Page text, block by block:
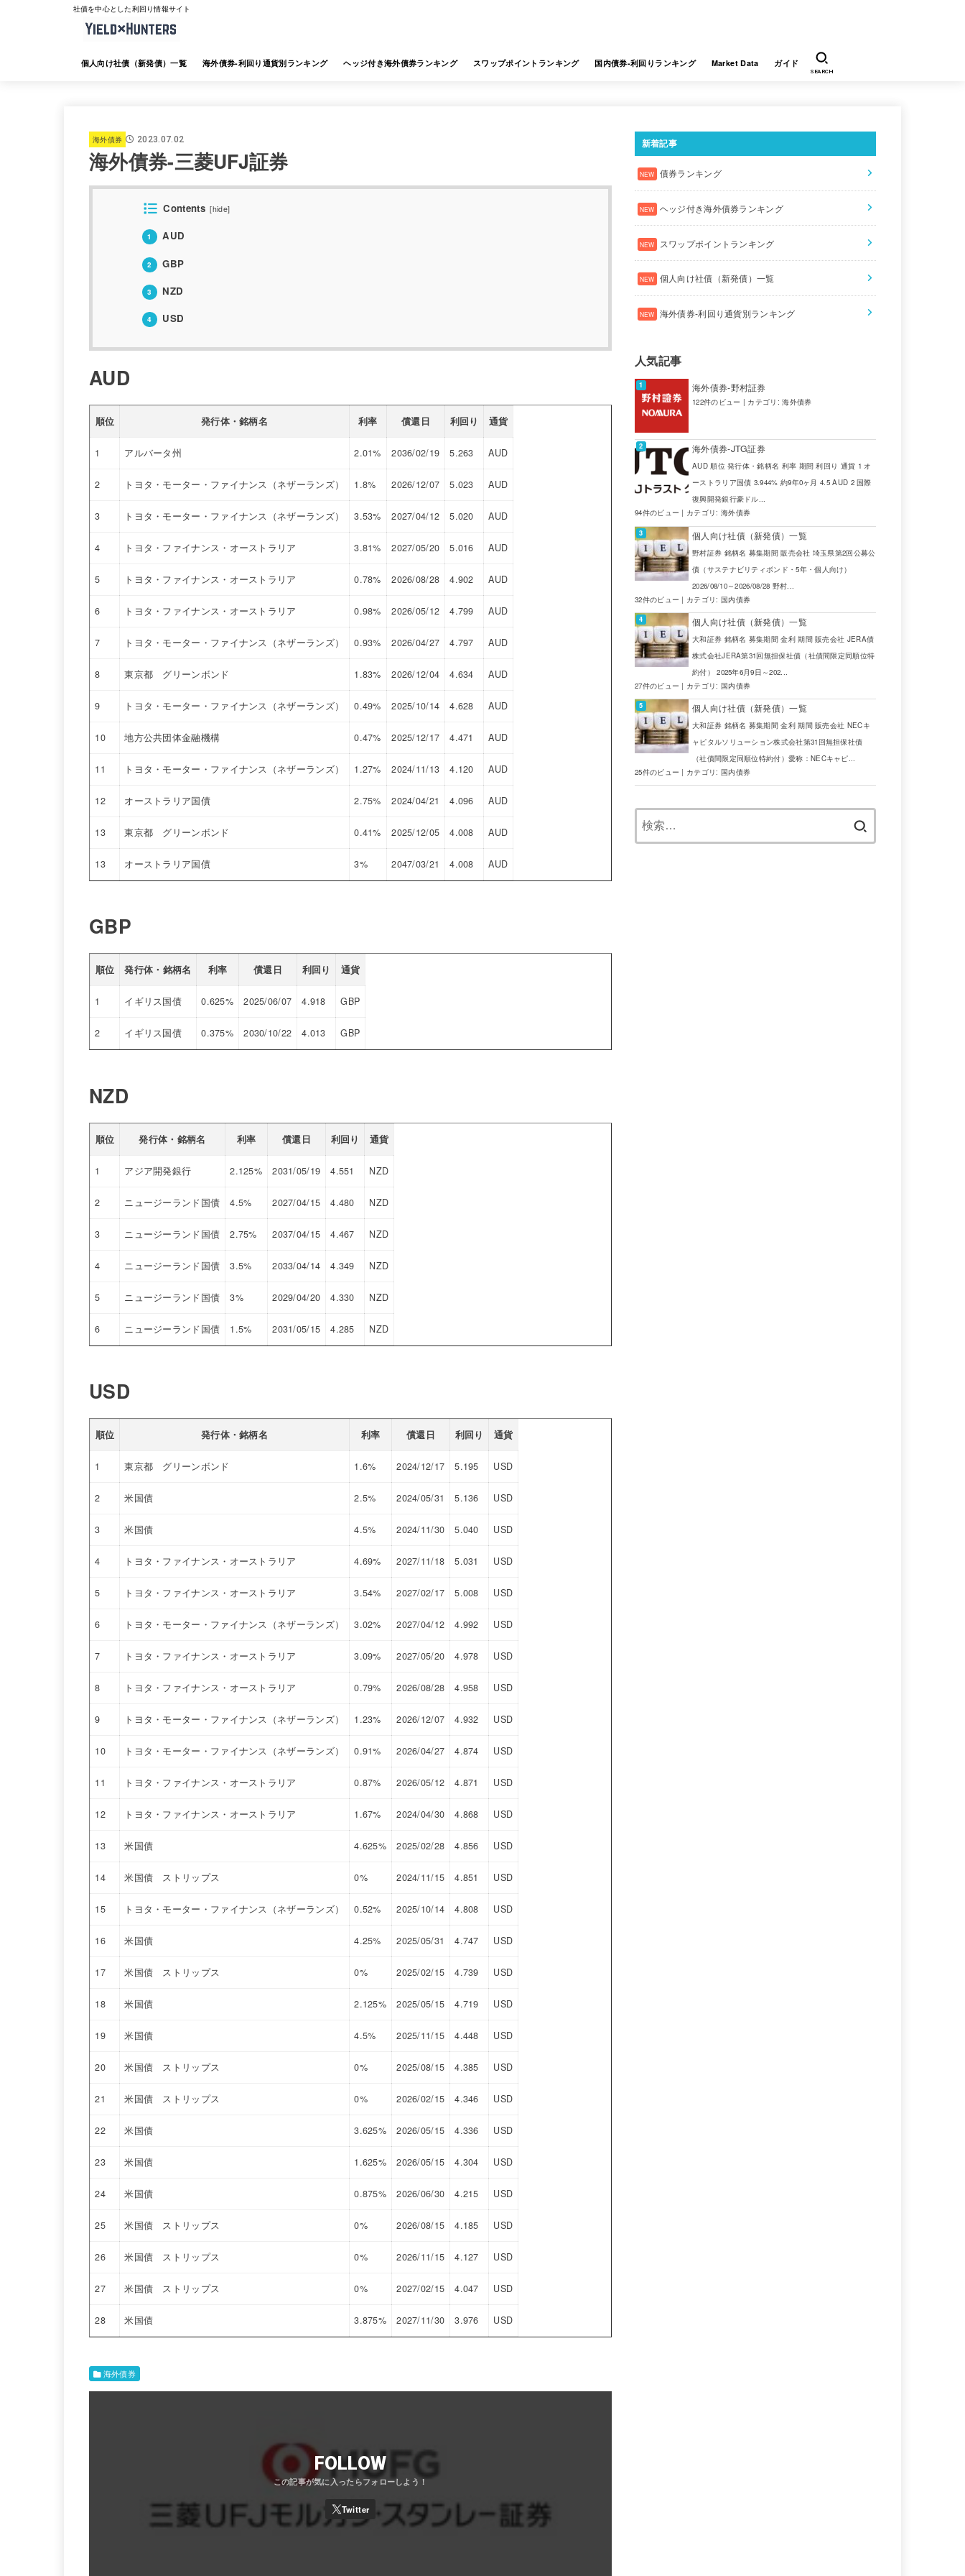
社債を中心とした利回り情報サイト
個人向け社債（新発債）一覧 海外債券-利回り通貨別ランキング ヘッジ付き海外債券ランキング スワップポイントランキング 国内債券-利回りランキング Market Data ガイド
SEARCH
海外債券 2023.07.02
海外債券-三菱UFJ証券
Contents [hide]
1 AUD
2 GBP
3 NZD
4 USD
AUD
順位 発行体・銘柄名 利率 償還日 利回り 通貨
1 アルバータ州 2.01% 2036/02/19 5.263 AUD
2 トヨタ・モーター・ファイナンス（ネザーランズ） 1.8% 2026/12/07 5.023 AUD
3 トヨタ・モーター・ファイナンス（ネザーランズ） 3.53% 2027/04/12 5.020 AUD
4 トヨタ・ファイナンス・オーストラリア 3.81% 2027/05/20 5.016 AUD
5 トヨタ・ファイナンス・オーストラリア 0.78% 2026/08/28 4.902 AUD
6 トヨタ・ファイナンス・オーストラリア 0.98% 2026/05/12 4.799 AUD
7 トヨタ・モーター・ファイナンス（ネザーランズ） 0.93% 2026/04/27 4.797 AUD
8 東京都 グリーンボンド 1.83% 2026/12/04 4.634 AUD
9 トヨタ・モーター・ファイナンス（ネザーランズ） 0.49% 2025/10/14 4.628 AUD
10 地方公共団体金融機構 0.47% 2025/12/17 4.471 AUD
11 トヨタ・モーター・ファイナンス（ネザーランズ） 1.27% 2024/11/13 4.120 AUD
12 オーストラリア国債 2.75% 2024/04/21 4.096 AUD
13 東京都 グリーンボンド 0.41% 2025/12/05 4.008 AUD
13 オーストラリア国債 3% 2047/03/21 4.008 AUD
GBP
順位 発行体・銘柄名 利率 償還日 利回り 通貨
1 イギリス国債 0.625% 2025/06/07 4.918 GBP
2 イギリス国債 0.375% 2030/10/22 4.013 GBP
NZD
順位 発行体・銘柄名 利率 償還日 利回り 通貨
1 アジア開発銀行 2.125% 2031/05/19 4.551 NZD
2 ニュージーランド国債 4.5% 2027/04/15 4.480 NZD
3 ニュージーランド国債 2.75% 2037/04/15 4.467 NZD
4 ニュージーランド国債 3.5% 2033/04/14 4.349 NZD
5 ニュージーランド国債 3% 2029/04/20 4.330 NZD
6 ニュージーランド国債 1.5% 2031/05/15 4.285 NZD
USD
順位 発行体・銘柄名 利率 償還日 利回り 通貨
1 東京都 グリーンボンド 1.6% 2024/12/17 5.195 USD
2 米国債 2.5% 2024/05/31 5.136 USD
3 米国債 4.5% 2024/11/30 5.040 USD
4 トヨタ・ファイナンス・オーストラリア 4.69% 2027/11/18 5.031 USD
5 トヨタ・ファイナンス・オーストラリア 3.54% 2027/02/17 5.008 USD
6 トヨタ・モーター・ファイナンス（ネザーランズ） 3.02% 2027/04/12 4.992 USD
7 トヨタ・ファイナンス・オーストラリア 3.09% 2027/05/20 4.978 USD
8 トヨタ・ファイナンス・オーストラリア 0.79% 2026/08/28 4.958 USD
9 トヨタ・モーター・ファイナンス（ネザーランズ） 1.23% 2026/12/07 4.932 USD
10 トヨタ・モーター・ファイナンス（ネザーランズ） 0.91% 2026/04/27 4.874 USD
11 トヨタ・ファイナンス・オーストラリア 0.87% 2026/05/12 4.871 USD
12 トヨタ・ファイナンス・オーストラリア 1.67% 2024/04/30 4.868 USD
13 米国債 4.625% 2025/02/28 4.856 USD
14 米国債 ストリップス 0% 2024/11/15 4.851 USD
15 トヨタ・モーター・ファイナンス（ネザーランズ） 0.52% 2025/10/14 4.808 USD
16 米国債 4.25% 2025/05/31 4.747 USD
17 米国債 ストリップス 0% 2025/02/15 4.739 USD
18 米国債 2.125% 2025/05/15 4.719 USD
19 米国債 4.5% 2025/11/15 4.448 USD
20 米国債 ストリップス 0% 2025/08/15 4.385 USD
21 米国債 ストリップス 0% 2026/02/15 4.346 USD
22 米国債 3.625% 2026/05/15 4.336 USD
23 米国債 1.625% 2026/05/15 4.304 USD
24 米国債 0.875% 2026/06/30 4.215 USD
25 米国債 ストリップス 0% 2026/08/15 4.185 USD
26 米国債 ストリップス 0% 2026/11/15 4.127 USD
27 米国債 ストリップス 0% 2027/02/15 4.047 USD
28 米国債 3.875% 2027/11/30 3.976 USD
海外債券
FOLLOW
新着記事
債券ランキング
ヘッジ付き海外債券ランキング
スワップポイントランキング
個人向け社債（新発債）一覧
海外債券-利回り通貨別ランキング
人気記事
海外債券-野村証券
122件のビュー | カテゴリ:海外債券
海外債券-JTG証券
AUD 順位 発行体・銘柄名 利率 期間 利回り 通貨 1 オ
ーストラリア国債 3.944% 約9年0ヶ月 4.5 AUD 2 国際
復興開発銀行豪ドル...
94件のビュー | カテゴリ: 海外債券
個人向け社債（新発債）一覧
野村証券 銘柄名 募集期間 販売会社 埼玉県第2回公募公
債（サステナビリティボンド・5年・個人向け）
2026/08/10～2026/08/28 野村...
32件のビュー | カテゴリ: 国内債券
個人向け社債（新発債）一覧
大和証券 銘柄名 募集期間 金利 期間 販売会社 JERA債
株式会社JERA第31回無担保社債（社債間限定同順位特
約付） 2025年6月9日～202...
27件のビュー | カテゴリ: 国内債券
個人向け社債（新発債）一覧
大和証券 銘柄名 募集期間 金利 期間 販売会社 NECキ
ャピタルソリューション株式会社第31回無担保社債
（社債間限定同順位特約付）愛称：NECキャピ...
25件のビュー | カテゴリ: 国内債券